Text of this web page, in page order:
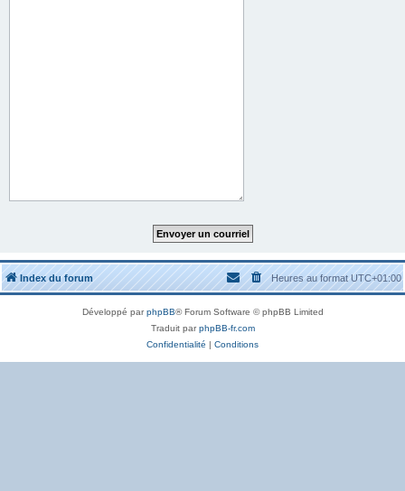
Index du forum Heures au formatUTC+01:00
Développé parphpBB® Forum Software © phpBB Limited
Traduit parphpBB-fr.com
Confidentialité | Conditions